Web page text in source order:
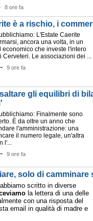
8 ore fa
è a rischio, i
L'Estate Caerite
ancora una volta, in un
economico che investe l'intero
Cerveteri. Le associazioni dei ...
- 9 ore fa
gli equilibri di
Finalmente sono
È da oltre un anno che
l'amministrazione: una
il numero legale, un'altra
l'...
- 9 ore fa
solo di
scritto in diverse
la lettera di una delle
con una risposta del
email in qualità di madre e